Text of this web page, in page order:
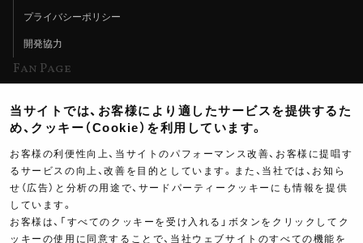
プライバシーポリシー
開発協力
Fan Page
ヨシムラTV
イベント情報
イベントスケジュール
ツーリングブレイクタイム
当サイトでは、お客様により適したサービスを提供するた
め、クッキー（Cookie）を利用しています。
お客様の利便性向上、当サイトのパフォーマンス改善、お客様に提唱す
るサービスの向上、改善を目的としています。また、当社では、お知ら
せ（広告）と分析の用途で、サードパーティークッキーにも情報を提供
しています。
お客様は、「すべてのクッキーを受け入れる」ボタンをクリックしてク
ッキーの使用に同意することで、当社ウェブサイトのすべての機能を